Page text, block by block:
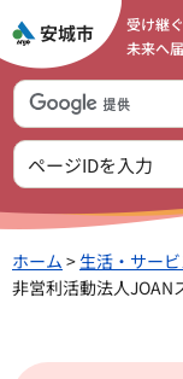
受け継
未来へ
ホーム > 生活・サー
非営利活動法人JOAN